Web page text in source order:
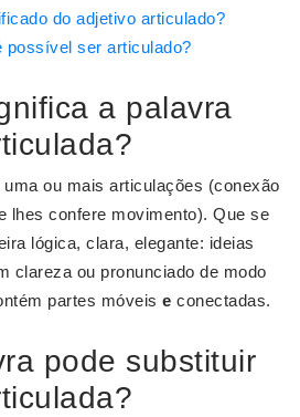
do adjetivo articulado?
possível ser articulado?
a palavra
ou mais articulações (conexão
lhes confere movimento). Que se
lógica, clara, elegante: ideias
clareza ou pronunciado de modo
partes móveise conectadas.
pode substituir